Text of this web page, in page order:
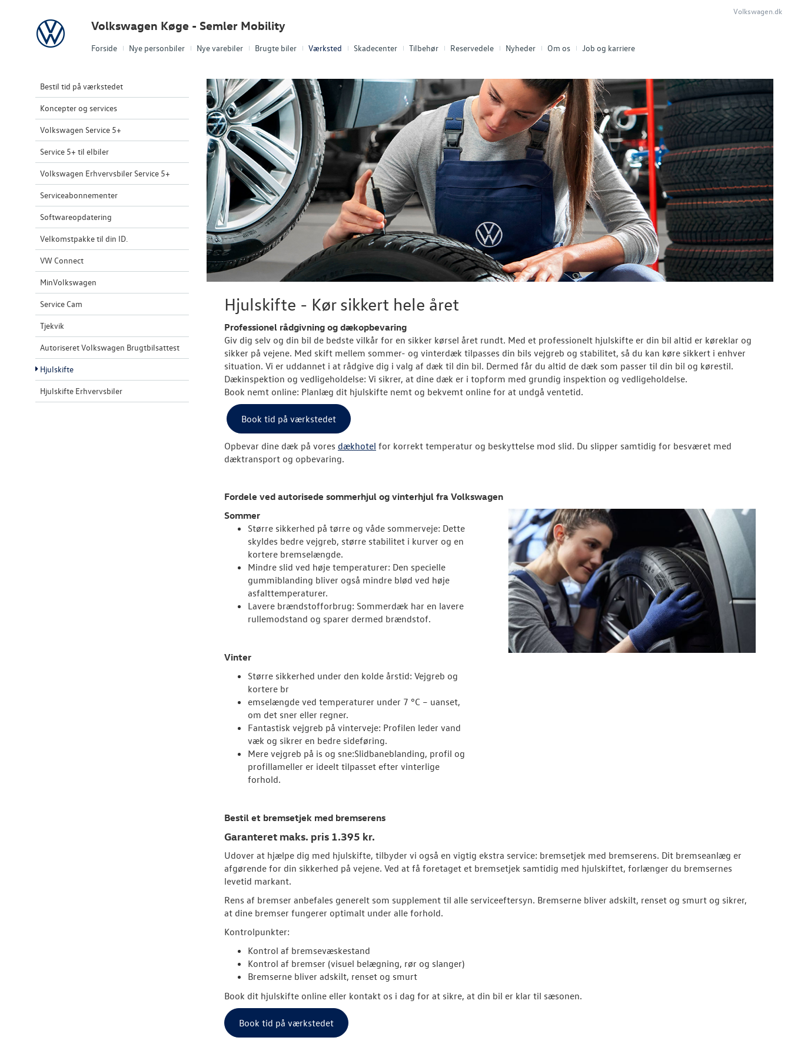
Forside Nye personbiler Nye varebiler Brugte biler Værksted Skadecenter Tilbehør Reservedele Nyheder Om os Job og karriere
Volkswagen Volkswagen Køge - Semler Mobility
Volkswagen.dk
Bestil tid på værkstedet
Koncepter og services
Volkswagen Service 5+
Service 5+ til elbiler
Volkswagen Erhvervsbiler Service 5+
Serviceabonnementer
Softwareopdatering
Velkomstpakke til din ID.
VW Connect
MinVolkswagen
Service Cam
Tjekvik
Autoriseret Volkswagen Brugtbilsattest
Hjulskifte
Hjulskifte Erhvervsbiler
Hjulskifte - Kør sikkert hele året
Professionel rådgivning og dækopbevaring
Giv dig selv og din bil de bedste vilkår for en sikker kørsel året rundt. Med et professionelt hjulskifte er din bil altid er køreklar og
sikker på vejene. Med skift mellem sommer- og vinterdæk tilpasses din bils vejgreb og stabilitet, så du kan køre sikkert i enhver
situation. Vi er uddannet i at rådgive dig i valg af dæk til din bil. Dermed får du altid de dæk som passer til din bil og kørestil.
Dækinspektion og vedligeholdelse: Vi sikrer, at dine dæk er i topform med grundig inspektion og vedligeholdelse.
Book nemt online: Planlæg dit hjulskifte nemt og bekvemt online for at undgå ventetid.
Book tid på værkstedet
Opbevar dine dæk på vores dækhotel for korrekt temperatur og beskyttelse mod slid. Du slipper samtidig for besværet med
dæktransport og opbevaring.
Fordele ved autorisede sommerhjul og vinterhjul fra Volkswagen
Sommer
Større sikkerhed på tørre og våde sommerveje: Dette
skyldes bedre vejgreb, større stabilitet i kurver og en
kortere bremselængde.
Mindre slid ved høje temperaturer: Den specielle
gummiblanding bliver også mindre blød ved høje
asfalttemperaturer.
Lavere brændstofforbrug: Sommerdæk har en lavere
rullemodstand og sparer dermed brændstof.
Vinter
Større sikkerhed under den kolde årstid: Vejgreb og
kortere br
emselængde ved temperaturer under 7 °C – uanset,
om det sner eller regner.
Fantastisk vejgreb på vinterveje: Profilen leder vand
væk og sikrer en bedre sideføring.
Mere vejgreb på is og sne:Slidbaneblanding, profil og
profillameller er ideelt tilpasset efter vinterlige
forhold.
Bestil et bremsetjek med bremserens
Garanteret maks. pris 1.395 kr.
Udover at hjælpe dig med hjulskifte, tilbyder vi også en vigtig ekstra service: bremsetjek med bremserens. Dit bremseanlæg er
afgørende for din sikkerhed på vejene. Ved at få foretaget et bremsetjek samtidig med hjulskiftet, forlænger du bremsernes
levetid markant.
Rens af bremser anbefales generelt som supplement til alle serviceeftersyn. Bremserne bliver adskilt, renset og smurt og sikrer,
at dine bremser fungerer optimalt under alle forhold.
Kontrolpunkter:
Kontrol af bremsevæskestand
Kontrol af bremser (visuel belægning, rør og slanger)
Bremserne bliver adskilt, renset og smurt
Book dit hjulskifte online eller kontakt os i dag for at sikre, at din bil er klar til sæsonen.
Book tid på værkstedet